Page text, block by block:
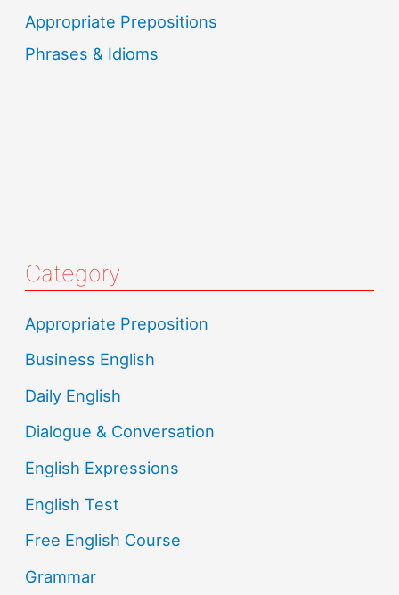
Appropriate Prepositions
Phrases & Idioms
Category
Appropriate Preposition
Business English
Daily English
Dialogue & Conversation
English Expressions
English Test
Free English Course
Grammar